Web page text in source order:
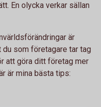
En olycka verkar sällan
är
som företagare tar tag
att göra ditt företag mer
är mina bästa tips: